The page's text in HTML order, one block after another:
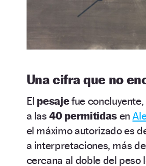
Una cifra que no
El pesajefue
a las40 permitidasen
el máximo autorizado es
a interpretaciones, más
cercana al doble del peso